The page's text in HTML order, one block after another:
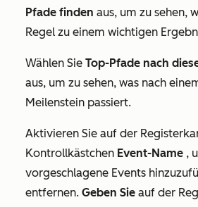
Pfade finden aus, um zu sehen,
Regel zu einem wichtigen
Wählen Sie Top-Pfade nach
aus, um zu sehen, was nach
Meilenstein passiert.
Aktivieren Sie auf der
Kontrollkästchen Event-Name ,
vorgeschlagene Events
entfernen. Geben Sie auf der